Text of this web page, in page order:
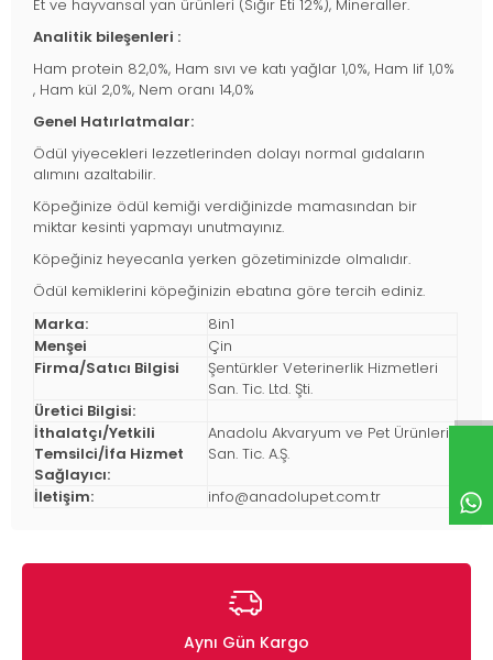
Et ve hayvansal yan ürünleri (Sığır Eti 12%), Mineraller.
Analitik bileşenleri :
Ham protein 82,0%, Ham sıvı ve katı yağlar 1,0%, Ham lif 1,0%
, Ham kül 2,0%, Nem oranı 14,0%
Genel Hatırlatmalar:
Ödül yiyecekleri lezzetlerinden dolayı normal gıdaların
alımını azaltabilir.
Köpeğinize ödül kemiği verdiğinizde mamasından bir
miktar kesinti yapmayı unutmayınız.
Köpeğiniz heyecanla yerken gözetiminizde olmalıdır.
Ödül kemiklerini köpeğinizin ebatına göre tercih ediniz.
Marka:
8in1
Menşei
Çin
Firma/Satıcı Bilgisi
Şentürkler Veterinerlik Hizmetleri
San. Tic. Ltd. Şti.
Üretici Bilgisi:
İthalatçı/Yetkili
Temsilci/İfa Hizmet
Sağlayıcı:
Anadolu Akvaryum ve Pet Ürünleri
San. Tic. A.Ş.
İletişim: info@anadolupet.com.tr
Aynı Gün Kargo